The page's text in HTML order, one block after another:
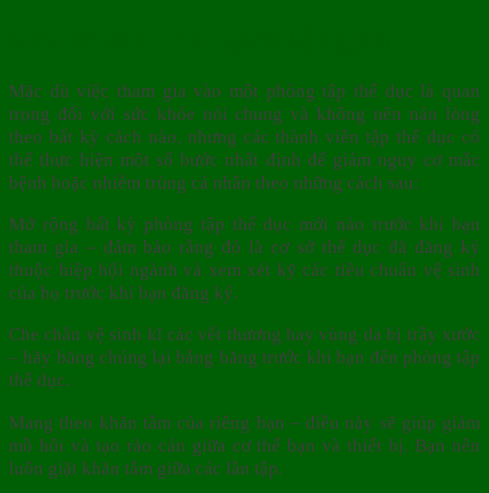
Mặc dù việc tham gia vào một phòng tập thể dục là quan
trọng đối với sức khỏe nói chung và không nên nản lòng
theo bất kỳ cách nào, nhưng các thành viên tập thể dục có
thể thực hiện một số bước nhất định để giảm nguy cơ mắc
bệnh hoặc nhiễm trùng cá nhân theo những cách sau:
Mở rộng bất kỳ phòng tập thể dục mới nào trước khi bạn
tham gia – đảm bảo rằng đó là cơ sở thể dục đã đăng ký
thuộc hiệp hội ngành và xem xét kỹ các tiêu chuẩn vệ sinh
của họ trước khi bạn đăng ký.
Che chắn vệ sinh kĩ các vết thương hay vùng da bị trầy xước
– hãy băng chúng lại bằng băng trước khi bạn đến phòng tập
thể dục.
Mang theo khăn tắm của riêng bạn – điều này sẽ giúp giảm
mồ hôi và tạo rào cản giữa cơ thể bạn và thiết bị. Bạn nên
luôn giặt khăn tắm giữa các lần tập.